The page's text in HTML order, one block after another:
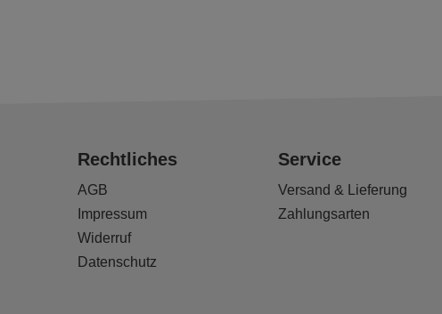
Rechtliches
AGB
Impressum
Widerruf
Datenschutz
Service
Versand & Lieferung
Zahlungsarten